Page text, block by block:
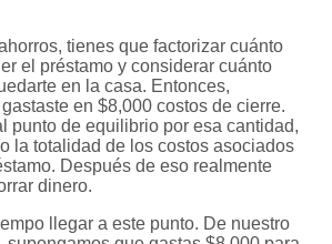
tienes que factorizar cuánto
el préstamo y considerar cuánto
en la casa. Entonces,
en $8,000 costos de cierre.
punto de equilibrio por esa cantidad,
la totalidad de los costos asociados
Después de eso realmente
dinero.
llegar a este punto. De nuestro